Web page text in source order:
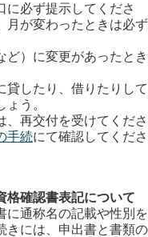
に必ず提示してくださ
月が変わったときは必ず
ど）に変更があったとき
貸したり、借りたりして
う。
、再交付を受けてくださ
手続にて確認してくださ
確認書表記について
に通称名の記載や性別を
きには、申出書と書類の